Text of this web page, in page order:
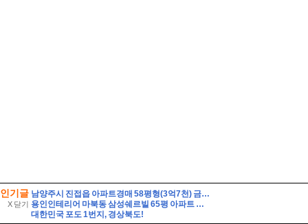
인기글
X 닫기
남양주시 진접읍 아파트경매 58평형(3억7천) 금곡리 해밀초등학교인근 신영지웰 10층 유찰2회 급매시세 남양주진접신영지웰아파트 부동산경매 매매
용인인테리어 마북동 삼성쉐르빌 65평 아파트 인테리어시공
대한민국 포도 1번지, 경상북도!